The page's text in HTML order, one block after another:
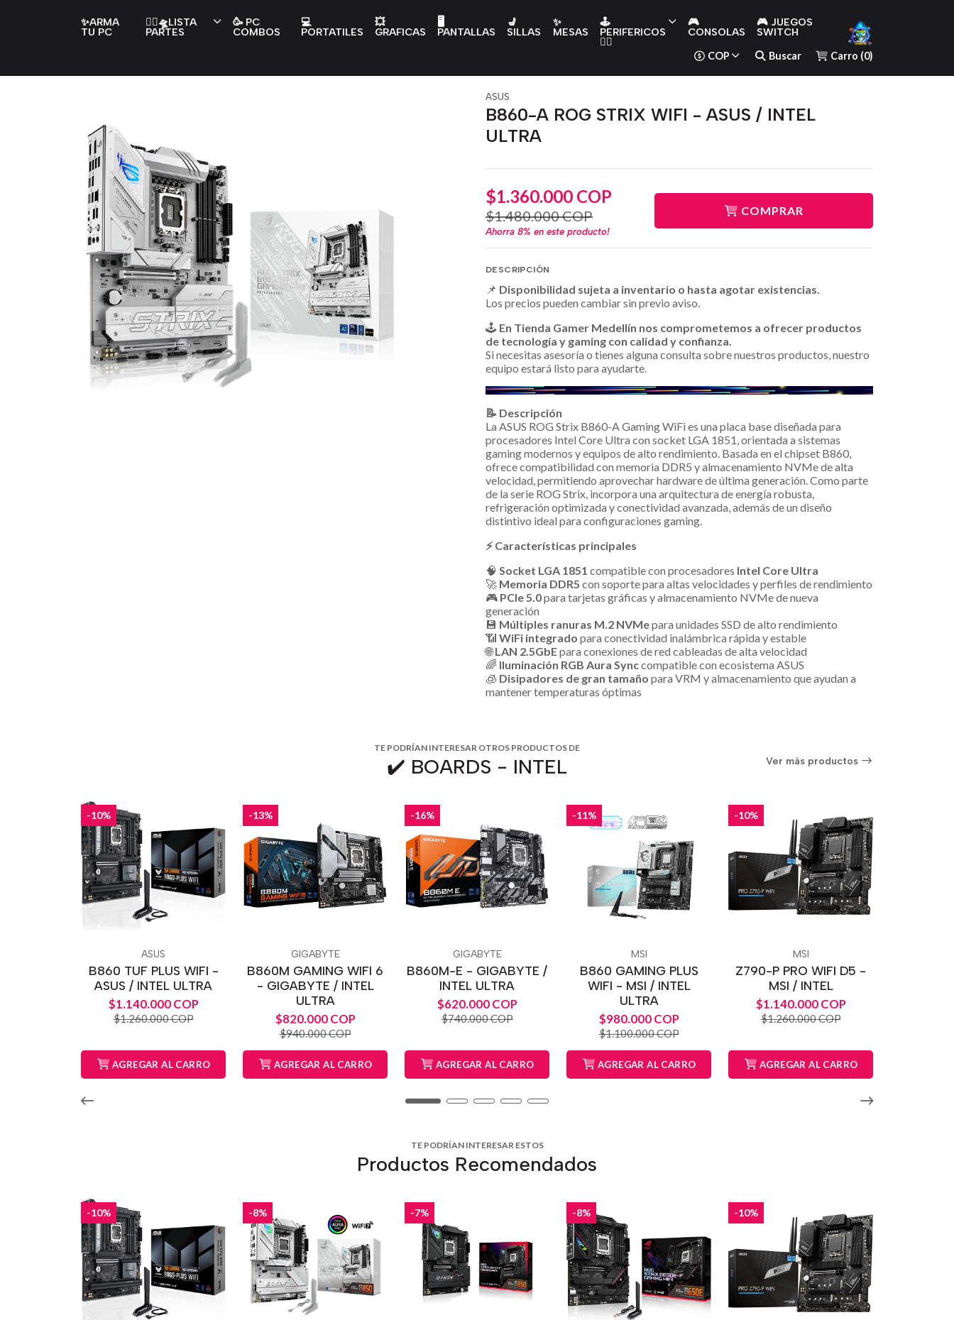
✨ARMA
TU PC
👇🏻🛸LISTA
PARTES
🥳 PC
COMBOS
💻
PORTATILES
💥
GRAFICAS
🖥️
PANTALLAS
💺
SILLAS
✨
MESAS
🕹️
PERIFERICOS
👇🏻
🎮
CONSOLAS
🎮 JUEGOS
SWITCH
COP Buscar Carro (0)
ASUS
B860-A ROG STRIX WIFI - ASUS / INTEL
ULTRA
$1.360.000 COP
$1.480.000 COP
Ahorra 8% en este producto!
COMPRAR
DESCRIPCIÓN
📌 Disponibilidad sujeta a inventario o hasta agotar existencias.
Los precios pueden cambiar sin previo aviso.
🕹️ En Tienda Gamer Medellín nos comprometemos a ofrecer productos
de tecnología y gaming con calidad y confianza.
Si necesitas asesoría o tienes alguna consulta sobre nuestros productos, nuestro
equipo estará listo para ayudarte.
📝 Descripción
La ASUS ROG Strix B860-A Gaming WiFi es una placa base diseñada para
procesadores Intel Core Ultra con socket LGA 1851, orientada a sistemas
gaming modernos y equipos de alto rendimiento. Basada en el chipset B860,
ofrece compatibilidad con memoria DDR5 y almacenamiento NVMe de alta
velocidad, permitiendo aprovechar hardware de última generación. Como parte
de la serie ROG Strix, incorpora una arquitectura de energía robusta,
refrigeración optimizada y conectividad avanzada, además de un diseño
distintivo ideal para configuraciones gaming.
⚡ Características principales
🧠 Socket LGA 1851 compatible con procesadores Intel Core Ultra
🚀 Memoria DDR5 con soporte para altas velocidades y perfiles de rendimiento
🎮 PCIe 5.0para tarjetas gráficas y almacenamiento NVMe de nueva
generación
💾 Múltiples ranuras M.2 NVMepara unidades SSD de alto rendimiento
📶 WiFi integrado para conectividad inalámbrica rápida y estable
🌐LAN 2.5GbEpara conexiones de red cableadas de alta velocidad
🌈 Iluminación RGB Aura Synccompatible con ecosistema ASUS
🧊 Disipadores de gran tamaño para VRM y almacenamiento que ayudan a
mantener temperaturas óptimas
TE PODRÍAN INTERESAR OTROS PRODUCTOS DE
✔️ BOARDS - INTEL Ver más productos
-10%
ASUS
B860 TUF PLUS WIFI -
ASUS / INTEL ULTRA
$1.140.000 COP
$1.260.000 COP
AGREGAR AL CARRO
-13%
GIGABYTE
B860M GAMING WIFI 6
- GIGABYTE / INTEL
ULTRA
$820.000 COP
$940.000 COP
AGREGAR AL CARRO
-16%
GIGABYTE
B860M-E - GIGABYTE /
INTEL ULTRA
$620.000 COP
$740.000 COP
AGREGAR AL CARRO
-11%
MSI
B860 GAMING PLUS
WIFI - MSI / INTEL
ULTRA
$980.000 COP
$1.100.000 COP
AGREGAR AL CARRO
-10%
MSI
Z790-P PRO WIFI D5 -
MSI / INTEL
$1.140.000 COP
$1.260.000 COP
AGREGAR AL CARRO
TE PODRÍAN INTERESAR ESTOS
Productos Recomendados
-10% -8% -7% -8% -10%